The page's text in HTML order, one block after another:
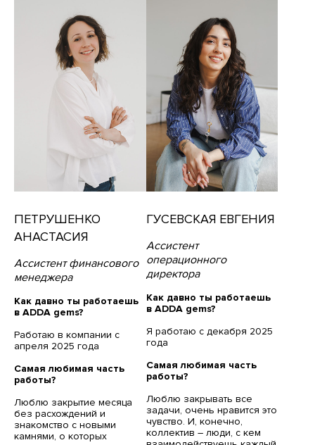
ПЕТРУШЕНКО
АНАСТАСИЯ
Ассистент финансового
менеджера
Как давно ты работаешь
в ADDA gems?
Работаю в компании с
апреля 2025 года
Самая любимая часть
работы?
Люблю закрытие месяца
без расхождений и
знакомство с новыми
камнями, о которых
ГУСЕВСКАЯ ЕВГЕНИЯ
Ассистент
операционного
директора
Как давно ты работаешь
в ADDA gems?
Я работаю с декабря 2025
года
Самая любимая часть
работы?
Люблю закрывать все
задачи, очень нравится это
чувство. И, конечно,
коллектив – люди, с кем